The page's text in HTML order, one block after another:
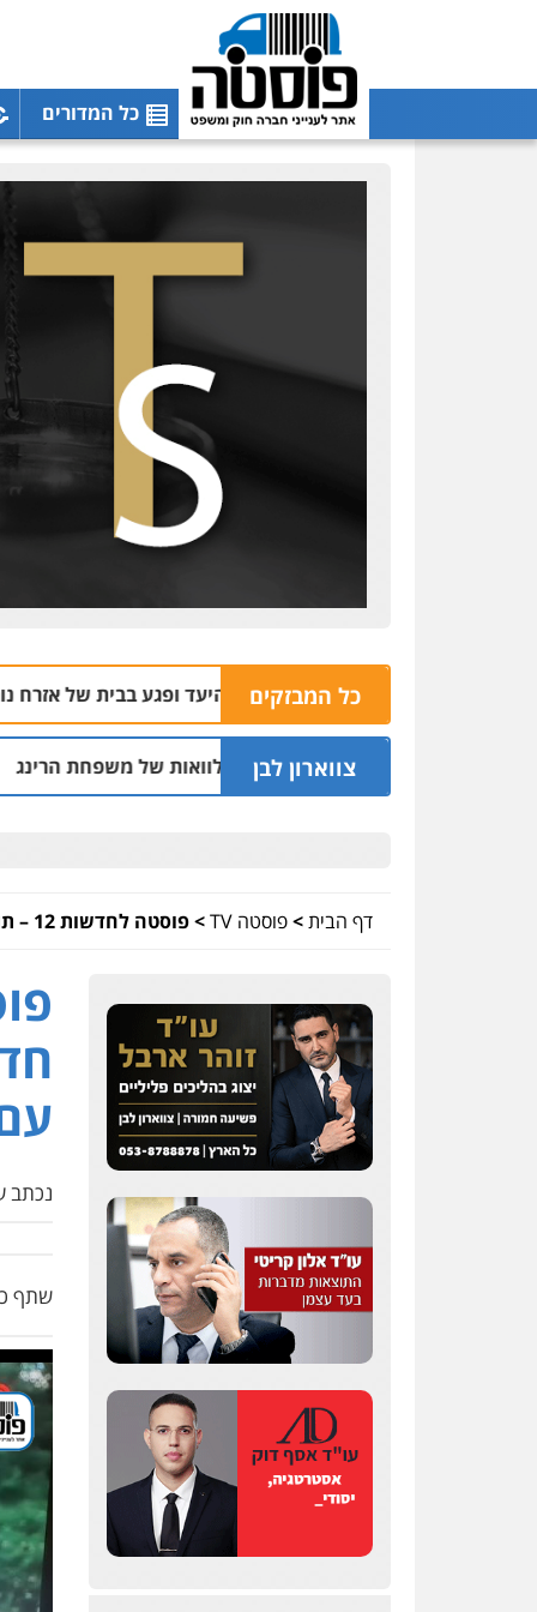
כל המדורים
כל המבזקים
בשוהם פספס את היעד ופגע בבית של אזרח נורמטיבי 06.08 | 22:21
צווארון לבן
וסינדיקאט ההלוואות של משפחת הרינג 05.08 | 16:14
דף הבית>פוסטה TV >פוסטה לחדשות 12 – תופעה חדשה בעולם הפשע: רחפנים עם מטעני חבלה
עו"ד מאור שגב
פלילי פשיעה חמורה
מעצרים וחקירות
0546680127
עו"ד רעות שמחון
פלילי אסירים תעבורה
0507623810
נכתב
שתף